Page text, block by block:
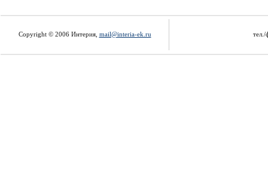
Copyright © 2006 Интерия, mail@interia-ek.ru